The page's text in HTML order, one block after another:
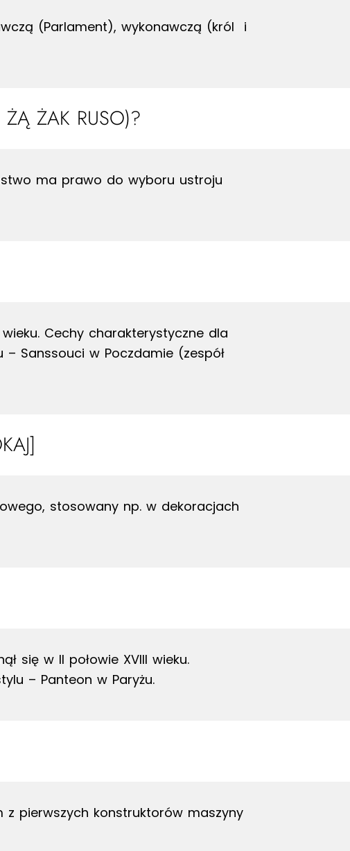
(Parlament), wykonawczą (król i
ŻĄ ŻAK RUSO)?
ma prawo do wyboru ustroju
Cechy charakterystyczne dla
Sanssouci w Poczdamie (zespół
stosowany np. w dekoracjach
się w II połowie XVIII wieku.
– Panteon w Paryżu.
z pierwszych konstruktorów maszyny